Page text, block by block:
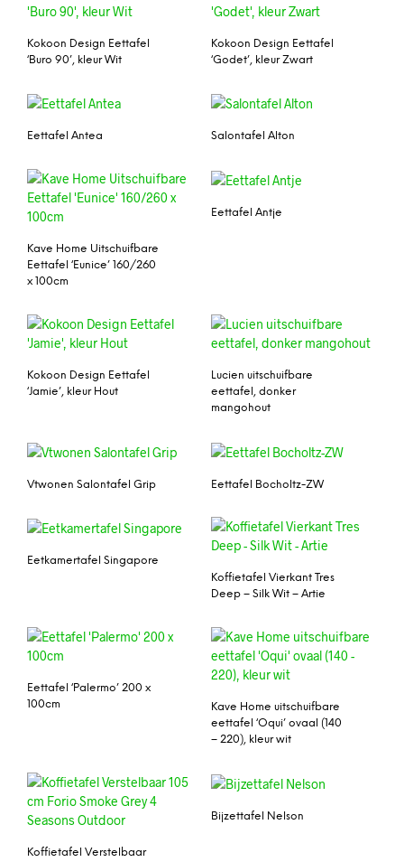
Kokoon Design Eettafel
‘Buro 90’, kleur Wit
Kokoon Design Eettafel
‘Godet’, kleur Zwart
Eettafel Antea Salontafel Alton
Kave Home Uitschuifbare
Eettafel ‘Eunice’ 160/260
x 100cm
Eettafel Antje
Kokoon Design Eettafel
‘Jamie’, kleur Hout
Lucien uitschuifbare
eettafel, donker
mangohout
Vtwonen Salontafel Grip Eettafel Bocholtz-ZW
Eetkamertafel Singapore
Koffietafel Vierkant Tres
Deep – Silk Wit – Artie
Eettafel ‘Palermo’ 200 x
100cm
Kave Home uitschuifbare
eettafel ‘Oqui’ ovaal (140
– 220), kleur wit
Koffietafel Verstelbaar
Bijzettafel Nelson